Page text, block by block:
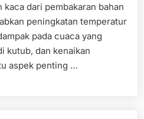
dari pembakaran bahan
peningkatan temperatur
pada cuaca yang
kutub, dan kenaikan
aspek penting …